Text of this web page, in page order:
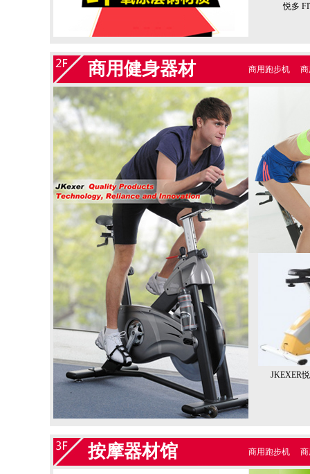
悦多
商用健身器材 商用跑步机
JKEXER
按摩器材馆 商用跑步机